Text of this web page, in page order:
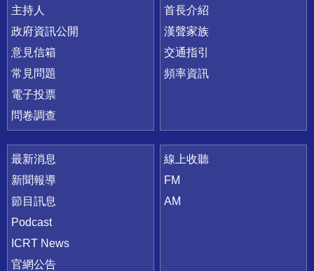
主持人
政府資訊公開
意見信箱
常見問題
電子投票
問卷調查
首長介紹
漢聲家族
交通指引
頻率資訊
最新消息
新聞報導
節目訊息
Podcast
ICRT News
官網公告
線上收聽
FM
AM